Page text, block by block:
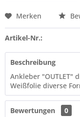
Preis anfragen
Merken
Artikel-Nr.:
Beschreibung
Ankleber "OUTLET"
Weißfolie diverse
Bewertungen
0